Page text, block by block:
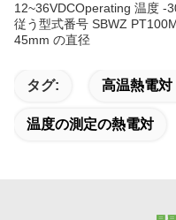
12~36VDCOperating 温度 -
従う型式番号 SBWZ
45mm の直径
タグ: 高温熱電対
温度の測定の熱電対